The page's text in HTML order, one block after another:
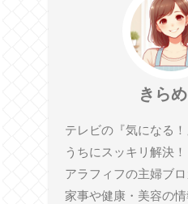
きら
テレビの『気になる
うちにスッキリ解決！
アラフィフの主婦ブロ
家事や健康・美容の